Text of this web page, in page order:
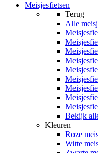
Meisjesfietsen
Terug
Alle
Bekijk
Kleuren
Roze
Witte